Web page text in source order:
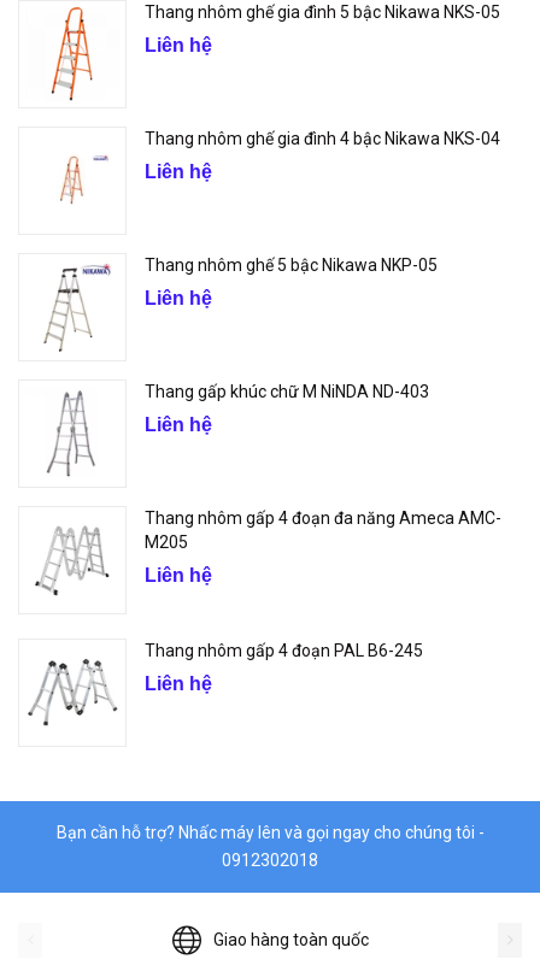
Thang nhôm ghế gia đình 5 bậc Nikawa NKS-05
Liên hệ
Thang nhôm ghế gia đình 4 bậc Nikawa NKS-04
Liên hệ
Thang nhôm ghế 5 bậc Nikawa NKP-05
Liên hệ
Thang gấp khúc chữ M NiNDA ND-403
Liên hệ
Thang nhôm gấp 4 đoạn đa năng Ameca AMC-
M205
Liên hệ
Thang nhôm gấp 4 đoạn PAL B6-245
Liên hệ
Bạn cần hỗ trợ? Nhấc máy lên và gọi ngay cho chúng tôi -
0912302018
Giao hàng toàn quốc